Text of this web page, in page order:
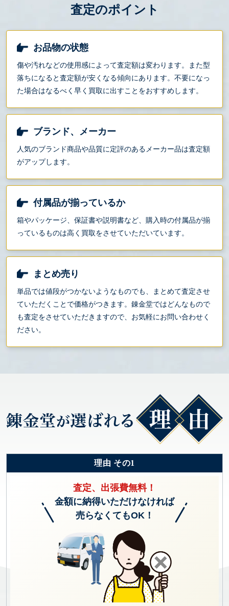
査定のポイント
お品物の状態
傷や汚れなどの使用感によって査定額は変わります。また型
落ちになると査定額が安くなる傾向にあります。不要になっ
た場合はなるべく早く買取に出すことをおすすめします。
ブランド、メーカー
人気のブランド商品や品質に定評のあるメーカー品は査定額
がアップします。
付属品が揃っているか
箱やパッケージ、保証書や説明書など、購入時の付属品が揃
っているものは高く買取をさせていただいています。
まとめ売り
単品では値段がつかないようなものでも、まとめて査定させ
ていただくことで価格がつきます。錬金堂ではどんなもので
も査定をさせていただきますので、お気軽にお問い合わせく
ださい。
理由 その1
査定、出張費無料！
金額に納得いただけなければ
売らなくてもOK！